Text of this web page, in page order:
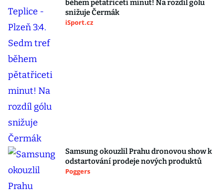
během pětatřiceti minut! Na rozdíl gólu
snižuje Čermák
iSport.cz
Samsung okouzlil Prahu dronovou show k
odstartování prodeje nových produktů
Poggers